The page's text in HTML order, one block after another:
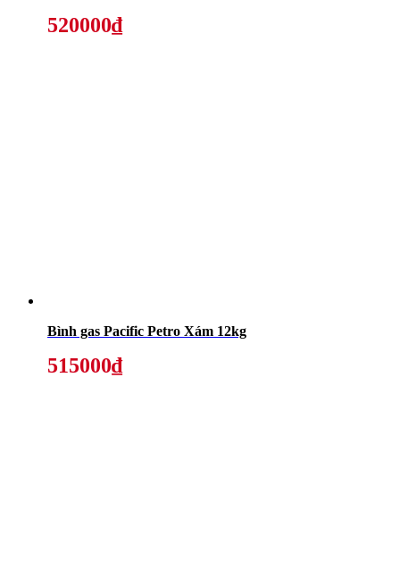
520000₫
Bình gas Pacific Petro Xám 12kg
515000₫